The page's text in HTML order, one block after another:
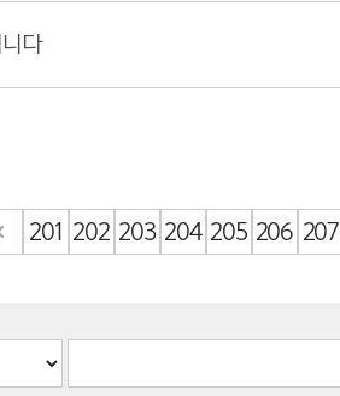
다
201 202 203 204 205 206 207